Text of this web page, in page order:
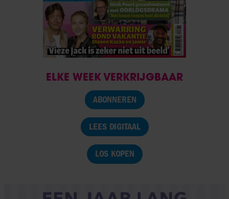
ELKE WEEK VERKRIJGBAAR
ABONNEREN
LEES DIGITAAL
LOS KOPEN